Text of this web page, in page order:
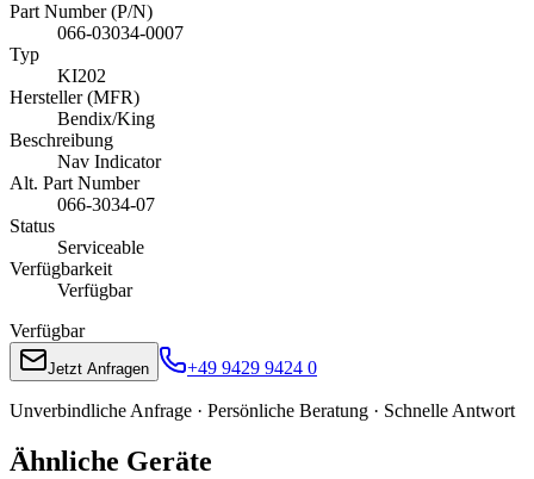
Part Number (P/N)
066-03034-0007
Typ
KI202
Hersteller (MFR)
Bendix/King
Beschreibung
Nav Indicator
Alt. Part Number
066-3034-07
Status
Serviceable
Verfügbarkeit
Verfügbar
Verfügbar
Jetzt Anfragen +49 9429 9424 0
Unverbindliche Anfrage · Persönliche Beratung · Schnelle Antwort
Ähnliche Geräte